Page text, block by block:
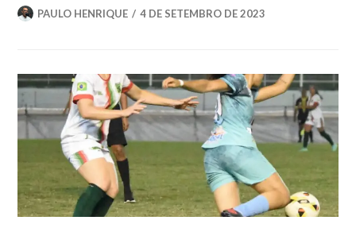
PAULO HENRIQUE 4 DE SETEMBRO DE 2023